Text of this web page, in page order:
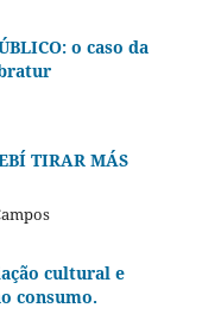
o caso da
TIRAR MÁS
cultural e
consumo.